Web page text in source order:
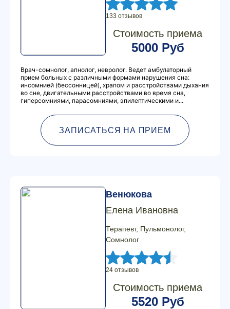
133 отзывов
Стоимость приема
5000 Руб
Врач-сомнолог, апнолог, невролог. Ведет амбулаторный
прием больных с различными формами нарушения сна:
инсомнией (бессонницей), храпом и расстройствами дыхания
во сне, двигательными расстройствами во время сна,
гиперсомниями, парасомниями, эпилептическими и...
ЗАПИСАТЬСЯ НА ПРИЕМ
Венюкова
Елена Ивановна
Терапевт, Пульмонолог,
Сомнолог
24 отзывов
Стоимость приема
5520 Руб